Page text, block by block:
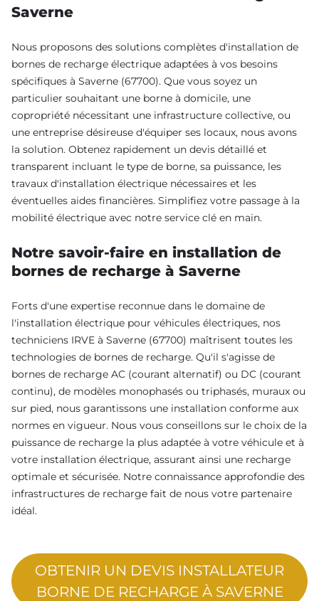
Saverne
Nous proposons des solutions complètes d'installation de
bornes de recharge électrique adaptées à vos besoins
spécifiques à Saverne (67700). Que vous soyez un
particulier souhaitant une borne à domicile, une
copropriété nécessitant une infrastructure collective, ou
une entreprise désireuse d'équiper ses locaux, nous avons
la solution. Obtenez rapidement un devis détaillé et
transparent incluant le type de borne, sa puissance, les
travaux d'installation électrique nécessaires et les
éventuelles aides financières. Simplifiez votre passage à la
mobilité électrique avec notre service clé en main.
Notre savoir-faire en installation de
bornes de recharge à Saverne
Forts d'une expertise reconnue dans le domaine de
l'installation électrique pour véhicules électriques, nos
techniciens IRVE à Saverne (67700) maîtrisent toutes les
technologies de bornes de recharge. Qu'il s'agisse de
bornes de recharge AC (courant alternatif) ou DC (courant
continu), de modèles monophasés ou triphasés, muraux ou
sur pied, nous garantissons une installation conforme aux
normes en vigueur. Nous vous conseillons sur le choix de la
puissance de recharge la plus adaptée à votre véhicule et à
votre installation électrique, assurant ainsi une recharge
optimale et sécurisée. Notre connaissance approfondie des
infrastructures de recharge fait de nous votre partenaire
idéal.
OBTENIR UN DEVIS INSTALLATEUR
BORNE DE RECHARGE À SAVERNE